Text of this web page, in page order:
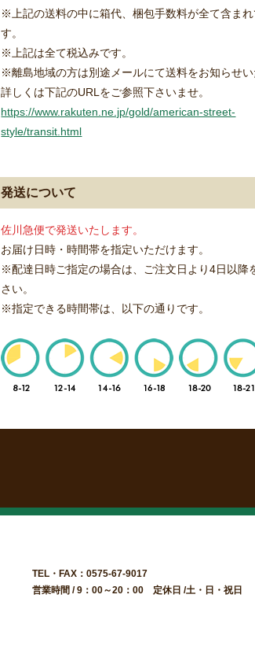
※上記の送料の中に箱代、梱包手数料が全て含まれ
す。
※上記は全て税込みです。
※離島地域の方は別途メールにて送料をお知らせい
詳しくは下記のURLをご参照下さいませ。
https://www.rakuten.ne.jp/gold/american-street-
style/transit.html
発送について
佐川急便で発送いたします。
お届け日時・時間帯を指定いただけます。
※配達日時ご指定の場合は、ご注文日より4日以降
さい。
※指定できる時間帯は、以下の通りです。
TEL・FAX：0575-67-9017
営業時間 / 9：00～20：00 定休日 /土・日・祝日